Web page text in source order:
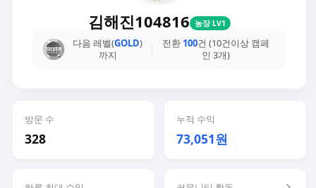
김해진104816 농장 LV1
다음 레벨(GOLD)
까지
전환 100건 (10건이상 캠페
인 3개)
방문 수
328
누적 수익
73,051원